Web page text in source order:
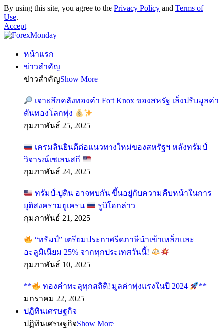
By using this site, you agree to the Privacy Policy and Terms of
Use.
Accept
หน้าแรก
ข่าวสำคัญ
ข่าวสำคัญShow More
เจาะลึกคลังทองคำ Fort Knox ของสหรัฐ เล็งปรับมูลค่า
ดันทองโลกพุ่ง
กุมภาพันธ์ 25, 2025
เครมลินยินดีต่อแนวทางใหม่ของสหรัฐฯ หลังทรัมป์
วิจารณ์เซเลนสกี
กุมภาพันธ์ 24, 2025
ทรัมป์-ปูติน อาจพบกัน ขึ้นอยู่กับความคืบหน้าในการ
ยุติสงครามยูเครน
รูบิโอกล่าว
กุมภาพันธ์ 21, 2025
“ทรัมป์” เตรียมประกาศรีดภาษีนำเข้าเหล็กและ
อะลูมิเนียม 25% จากทุกประเทศวันนี้!
กุมภาพันธ์ 10, 2025
** ทองคำทะลุทุกสถิติ! มูลค่าพุ่งแรงในปี 2024
**
มกราคม 22, 2025
ปฏิทินเศรษฐกิจ
ปฏิทินเศรษฐกิจShow More